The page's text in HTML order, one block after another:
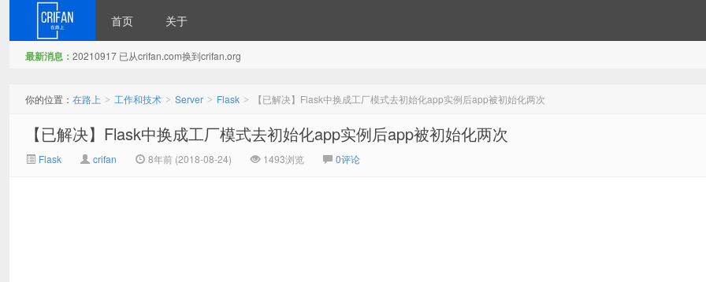
首页 关于
最新消息： 20210917 已从crifan.com换到crifan.org
你的位置： 在路上 > 工作和技术 > Server > Flask > 【已解决】Flask中换成工厂模式去初始化app实例后app被初始化两次
【已解决】Flask中换成工厂模式去初始化app实例后app被初始化两次
Flask crifan 8年前 (2018-08-24) 1493浏览 0评论